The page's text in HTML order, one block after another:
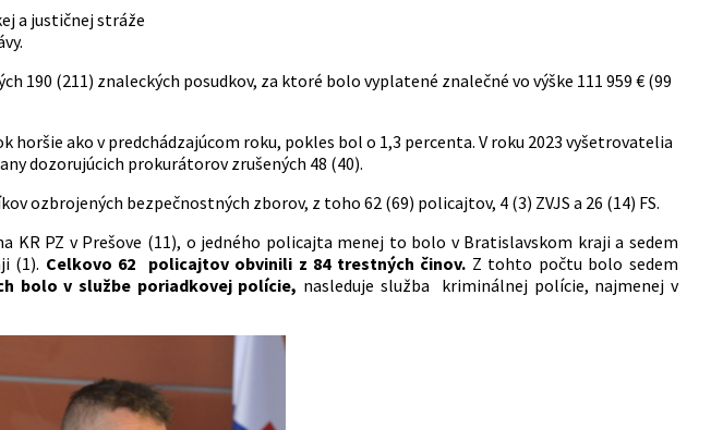
a justičnej stráže
190 (211) znaleckých posudkov, za ktoré bolo vyplatené znalečné vo výške 111 959 € (99
ako v predchádzajúcom roku, pokles bol o 1,3 percenta. V roku 2023 vyšetrovatelia
dozorujúcich prokurátorov zrušených 48 (40).
ozbrojených bezpečnostných zborov, z toho 62 (69) policajtov, 4 (3) ZVJS a 26 (14) FS.
KR PZ v Prešove (11), o jedného policajta menej to bolo v Bratislavskom kraji a sedem
(1). Celkovo 62 policajtov obvinili z 84 trestných činov. Z tohto počtu bolo sedem
bolo v službe poriadkovej polície, nasleduje služba kriminálnej polície, najmenej v